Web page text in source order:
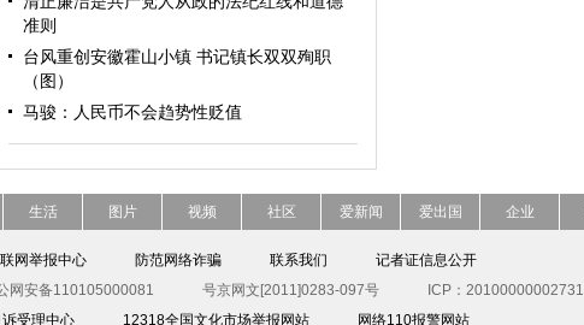
准则
台风重创安徽霍山小镇 书记镇长双双殉职
（图）
马骏：人民币不会趋势性贬值
生活 图片 视频 社区 爱新闻 爱出国 企业
网举报中心 防范网络诈骗 联系我们
记者证信息公开
网安备110105000081 号京网文[2011]0283-097号
ICP：20100000002731
受理中心
12318全国文化市场举报网站 网络110报警网站